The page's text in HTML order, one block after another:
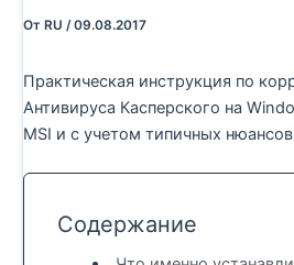
От RU /09.08.2017
Практическая инструкция по
Антивируса Касперского на
MSI и с учетом типичных
Содержание